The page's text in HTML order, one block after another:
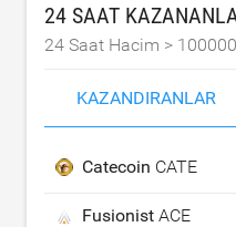
24 SAAT
24 Saat Hacim >
KAZANDIRANLAR
Catecoin CATE
Fusionist ACE